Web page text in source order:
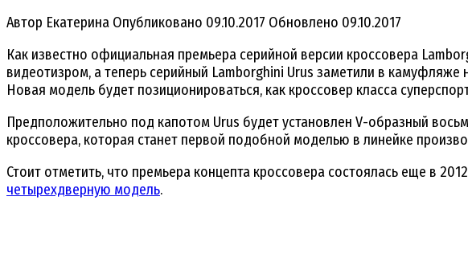
Автор Екатерина Опубликовано 09.10.2017 Обновлено 09.10.2017
Как известно официальная премьера серийной версии кроссовера
видеотизром, а теперь серийный Lamborghini Urus заметили в камуфляже
Новая модель будет позиционироваться, как кроссовер класса
Предположительно под капотом Urus будет установлен V-образный
кроссовера, которая станет первой подобной моделью в линейке
Стоит отметить, что премьера концепта кроссовера состоялась еще в
четырехдверную модель.